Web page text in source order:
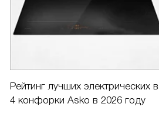
Рейтинг лучших электрических
4 конфорки Asko в 2026 году